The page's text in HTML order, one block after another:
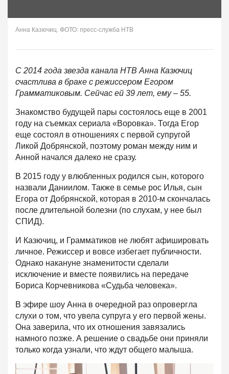
Анна Казючиц. ФОТО: пресс-служба НТВ
С 2014 года звезда канала НТВ Анна Казючиц
счастлива в браке с режиссером Егором
Грамматиковым. Сейчас ей 39 лет, ему – 55.
Знакомство будущей пары состоялось еще в 2001
году на съемках сериала «Воровка». Тогда Егор
еще состоял в отношениях с первой супругой
Ликой Добрянской, поэтому роман между ним и
Анной начался далеко не сразу.
В 2015 году у влюбленных родился сын, которого
назвали Даниилом. Также в семье рос Илья, сын
Егора от Добрянской, которая в 2010-м скончалась
после длительной болезни (по слухам, у нее был
СПИД).
И Казючиц, и Грамматиков не любят афишировать
личное. Режиссер и вовсе избегает публичности.
Однако накануне знаменитости сделали
исключение и вместе появились на передаче
Бориса Корчевникова «Судьба человека».
В эфире шоу Анна в очередной раз опровергла
слухи о том, что увела супруга у его первой жены.
Она заверила, что их отношения завязались
намного позже. А решение о свадьбе они приняли
только когда узнали, что ждут общего малыша.